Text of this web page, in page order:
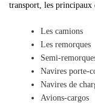
transport, les principaux
Les camions
Les remorques
Semi-
Navires porte-
Navires de
Avions-cargos